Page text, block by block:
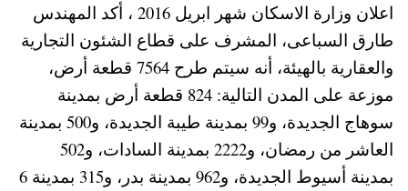
اعلان وزارة الاسكان شهر ابريل 2016 ، أكد المهندس
طارق السباعى، المشرف على قطاع الشئون التجارية
والعقارية بالهيئة، أنه سيتم طرح 7564 قطعة أرض،
موزعة على المدن التالية: 824 قطعة أرض بمدينة
سوهاج الجديدة، و99 بمدينة طيبة الجديدة، و500 بمدينة
العاشر من رمضان، و2222 بمدينة السادات، و502
بمدينة أسيوط الجديدة، و962 بمدينة بدر، و315 بمدينة 6